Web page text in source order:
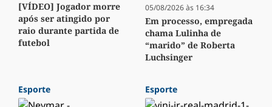
[VÍDEO] Jogador morre
após ser atingido por
raio durante partida de
futebol
05/08/2026 às 16:34
Em processo, empregada
chama Lulinha de
“marido” de Roberta
Luchsinger
Esporte Esporte